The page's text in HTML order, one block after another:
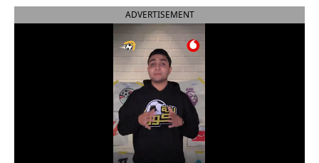
الدوري الألماني
الدوري السعودي للمحترفين
ADVERTISEMENT